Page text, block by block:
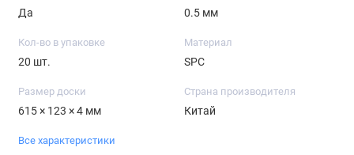
Да 0.5 мм
Кол-во в упаковке
20 шт.
Материал
SPC
Размер доски
615 × 123 × 4 мм
Страна производителя
Китай
Все характеристики